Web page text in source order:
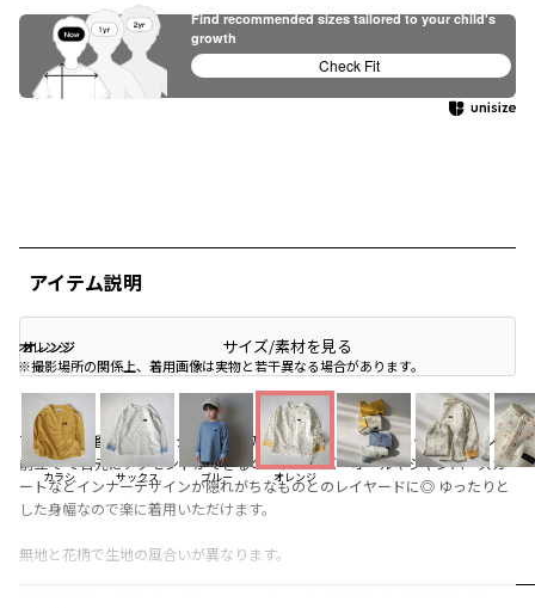
オレンジ
※撮影場所の関係上、着用画像は実物と若干異なる場合があります。
オレンジ
オレンジ
カラシ サックス ブルー オレンジ
アイテム説明
サイズ/素材を見る
アビティ定番【ワッフルシリーズ】初のTシャツ。ヘンリーネック / ボタンの
前立て で首元にアクセントができるので、オーバーオールやジャンパースカ
ートなどインナーデザインが隠れがちなものとのレイヤードに◎ ゆったりと
した身幅なので楽に着用いただけます。
無地と花柄で生地の風合いが異なります。
Find recommended sizes tailored to your child's
growth
Check Fit